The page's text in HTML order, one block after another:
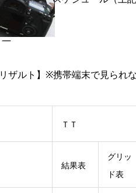
—
ザルト】※携帯端末で見られ
ＴＴ
結果表
グリッ
ド表